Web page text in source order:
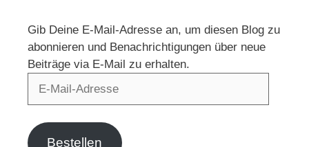
Gib Deine E-Mail-Adresse an, um diesen Blog zu
abonnieren und Benachrichtigungen über neue
Beiträge via E-Mail zu erhalten.
Bestellen